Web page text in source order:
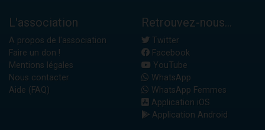
L'association
A propos de l'association
Faire un don !
Mentions légales
Nous contacter
Aide (FAQ)
Retrouvez-nous...
Twitter
Facebook
YouTube
WhatsApp
WhatsApp Femmes
Application iOS
Application Android